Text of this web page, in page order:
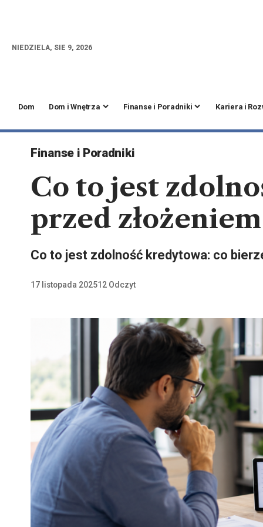
NIEDZIELA, SIE 9, 2026
Dom Dom i Wnętrza Finanse i Poradniki Kariera i
Finanse i Poradniki
Co to jest
przed
Co to jest zdolność kredytowa: co
17 listopada 202512 Odczyt